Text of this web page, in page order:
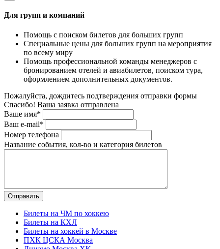
Для групп и компаний
Помощь с поиском билетов для больших групп
Специальные цены для больших групп на мероприятия
по всему миру
Помощь профессиональной команды менеджеров с
бронированием отелей и авиабилетов, поиском тура,
оформлением дополнительных документов.
Пожалуйста, дождитесь подтверждения отправки формы
Спасибо! Ваша заявка отправлена
Ваше имя*
Ваш e-mail*
Номер телефона
Название события, кол-во и категория билетов
Билеты на ЧМ по хоккею
Билеты на КХЛ
Билеты на хоккей в Москве
ПХК ЦСКА Москва